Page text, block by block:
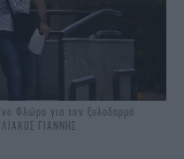
Φλώρο για τον ξυλοδαρμό
ΓΙΑΝΝΗΣ